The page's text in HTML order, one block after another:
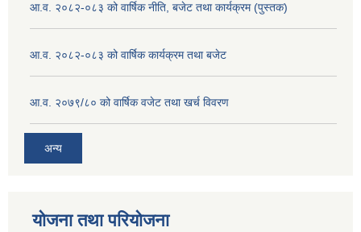
आ.व. २०८२-०८३ को वार्षिक नीति, बजेट तथा कार्यक्रम (पुस्तक)
आ.व. २०८२-०८३ को वार्षिक कार्यक्रम तथा बजेट
आ.व. २०७९/८० को वार्षिक वजेट तथा खर्च विवरण
अन्य
योजना तथा परियोजना